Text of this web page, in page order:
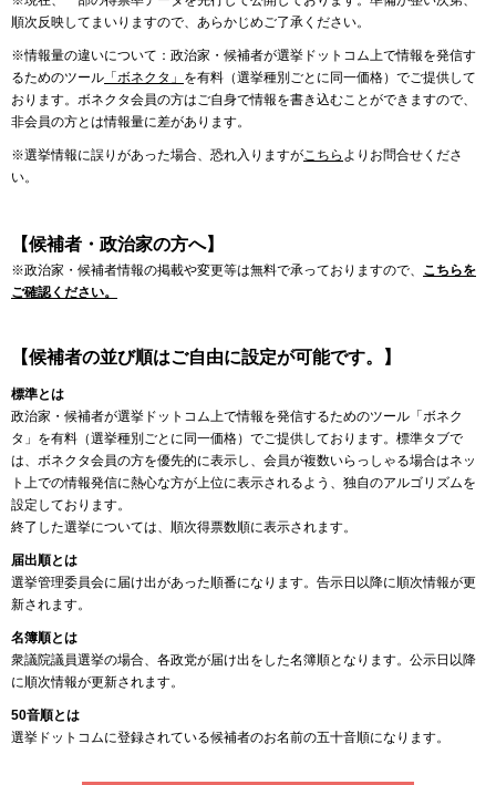
順次反映してまいりますので、あらかじめご了承ください。
※情報量の違いについて：政治家・候補者が選挙ドットコム上で情報を発信す
るためのツール 「ボネクタ」 を有料（選挙種別ごとに同一価格）でご提供して
おります。ボネクタ会員の方はご自身で情報を書き込むことができますので、
非会員の方とは情報量に差があります。
※選挙情報に誤りがあった場合、恐れ入りますがこちら よりお問合せくださ
い。
【候補者・政治家の方へ】
※政治家・候補者情報の掲載や変更等は無料で承っておりますので、 こちらを
ご確認ください。
【候補者の並び順はご自由に設定が可能です。】
標準とは
政治家・候補者が選挙ドットコム上で情報を発信するためのツール「ボネク
タ」を有料（選挙種別ごとに同一価格）でご提供しております。標準タブで
は、ボネクタ会員の方を優先的に表示し、会員が複数いらっしゃる場合はネッ
ト上での情報発信に熱心な方が上位に表示されるよう、独自のアルゴリズムを
設定しております。
終了した選挙については、順次得票数順に表示されます。
届出順とは
選挙管理委員会に届け出があった順番になります。告示日以降に順次情報が更
新されます。
名簿順とは
衆議院議員選挙の場合、各政党が届け出をした名簿順となります。公示日以降
に順次情報が更新されます。
50音順とは
選挙ドットコムに登録されている候補者のお名前の五十音順になります。